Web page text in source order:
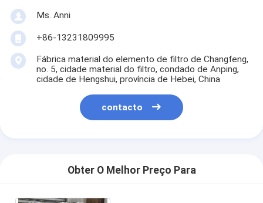
Ms. Anni
+86-13231809995
Fábrica material do elemento de filtro de Changfeng,
no. 5, cidade material do filtro, condado de Anping,
cidade de Hengshui, província de Hebei, China
contacto
Obter O Melhor Preço Para